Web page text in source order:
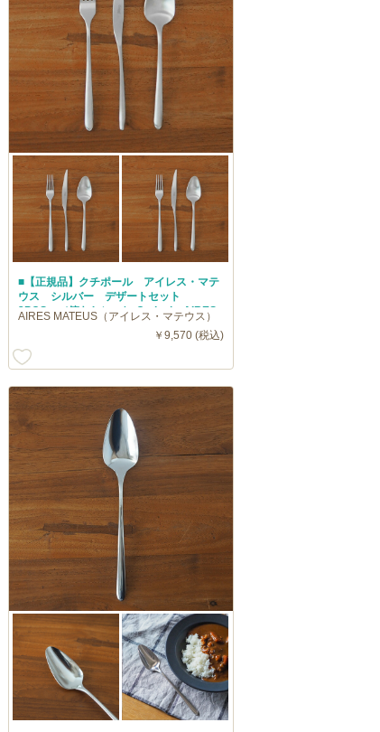
■【正規品】クチポール アイレス・マテ
ウス シルバー デザートセット
3PCS （箱なし） / Cutipol AIRES
AIRES MATEUS（アイレス・マテウス）
￥9,570 (税込)